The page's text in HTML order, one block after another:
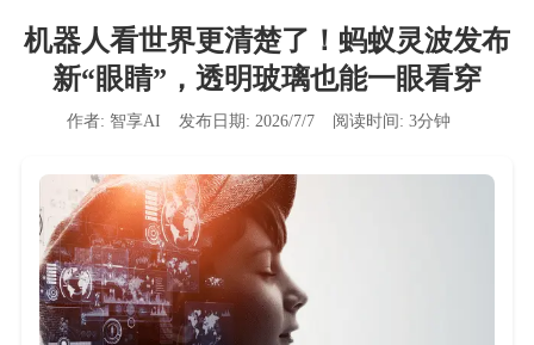
机器人看世界更清楚了！蚂蚁灵波发布
新“眼睛”，透明玻璃也能一眼看穿
作者: 智享AI 发布日期: 2026/7/7 阅读时间: 3分钟